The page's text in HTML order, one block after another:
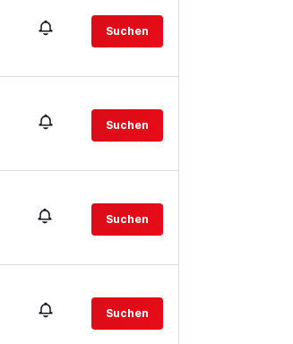
Suchen
Suchen
Suchen
Suchen